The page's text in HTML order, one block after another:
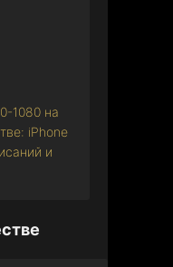
1080 на
iPhone
и